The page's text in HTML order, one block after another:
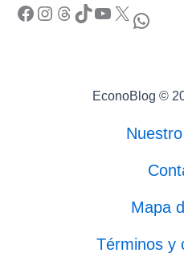
Facebook Instagram Threads TikTok YouTube X WhatsApp
EconoBlog ©
Mapa
Términos y